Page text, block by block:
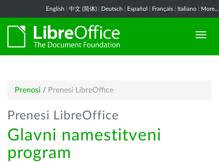
English 中文 (简体) Deutsch Español Français Italiano More...
Prenosi / Prenesi LibreOffice
Prenesi LibreOffice
Glavni namestitveni
program